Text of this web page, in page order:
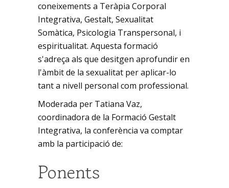
coneixements a Teràpia Corporal
Integrativa, Gestalt, Sexualitat
Somàtica, Psicologia Transpersonal, i
espiritualitat. Aquesta formació
s'adreça als que desitgen aprofundir en
l'àmbit de la sexualitat per aplicar-lo
tant a nivell personal com professional.
Moderada per Tatiana Vaz,
coordinadora de la Formació Gestalt
Integrativa, la conferència va comptar
amb la participació de:
Ponents